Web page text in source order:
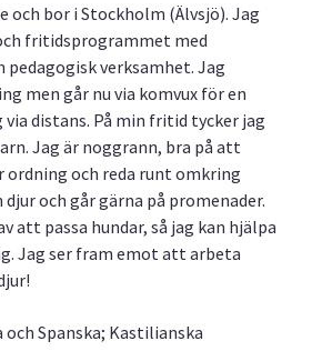
och bor i Stockholm (Älvsjö). Jag
fritidsprogrammet med
verksamhet. Jag
men går nu via komvux för en
distans. På min fritid tycker jag
Jag är noggrann, bra på att
och reda runt omkring
djur och går gärna på promenader.
att passa hundar, så jag kan hjälpa
Jag ser fram emot att arbeta
och Spanska; Kastilianska